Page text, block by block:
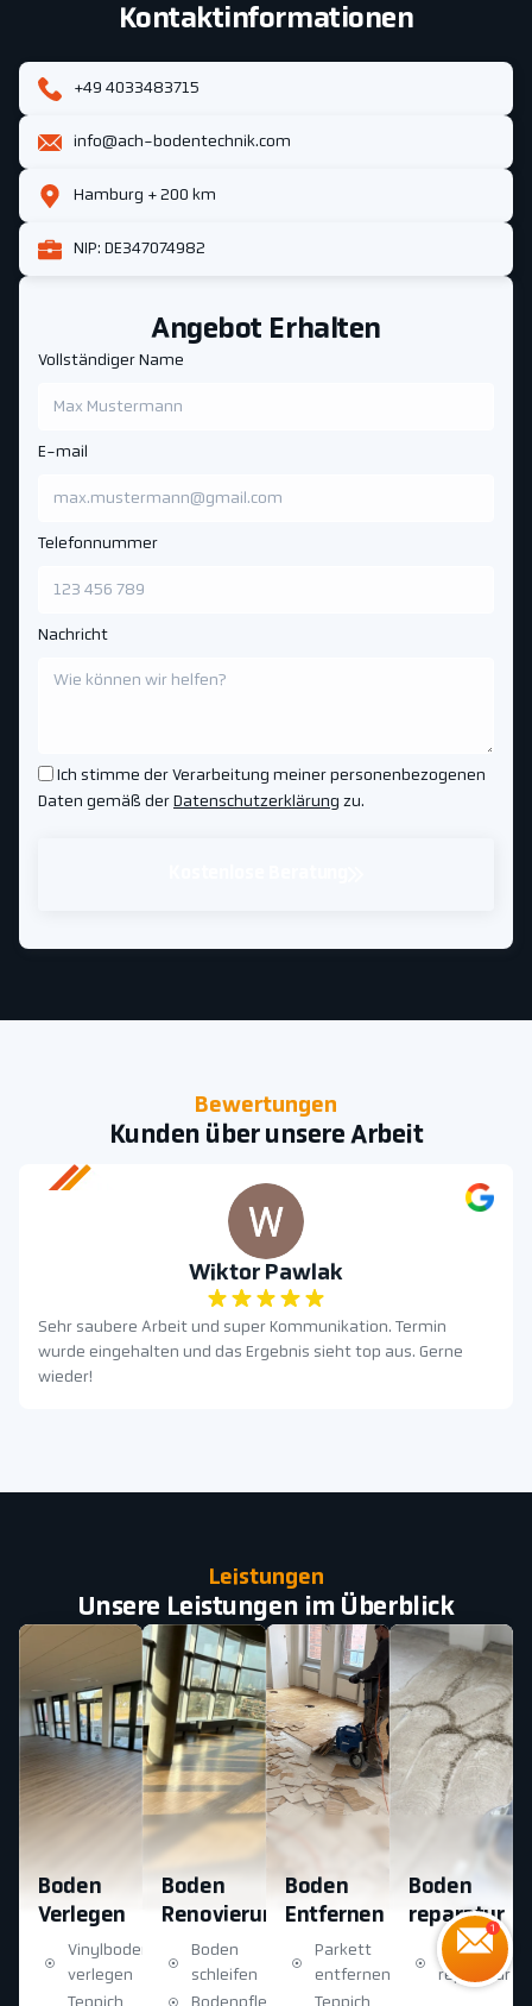
Angebot Erhalten
Vollständiger Name
E-mail
Telefonnummer
Nachricht
Ich stimme der Verarbeitung meiner personenbezogenen
Daten gemäß der Datenschutzerklärung zu.
Kontaktinformationen
+49 4033483715
info@ach-bodentechnik.com
Hamburg + 200 km
NIP: DE347074982
Bewertungen
Kunden über unsere Arbeit
Wiktor Pawlak
Sehr saubere Arbeit und super Kommunikation. Termin
wurde eingehalten und das Ergebnis sieht top aus. Gerne
wieder!
Leistungen
Unsere Leistungen im Überblick
Boden
Verlegen
Vinylboden
verlegen
Boden
Renovierung
Boden
schleifen
Boden
Entfernen
Parkett
entfernen
Boden
reparatur
Boden
reparatur